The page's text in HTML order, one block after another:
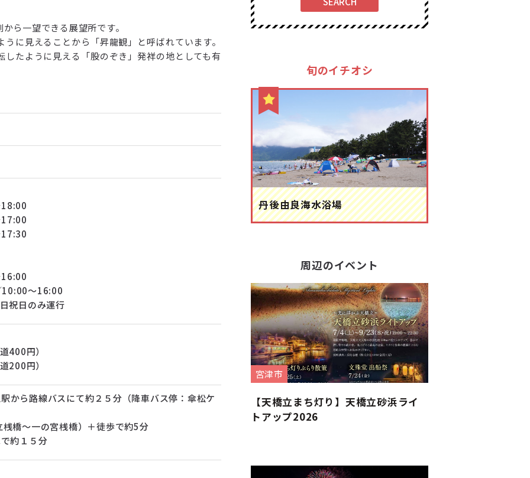
ら一望できる展望所です。
に見えることから「昇龍観」と呼ばれています。
たように見える「股のぞき」発祥の地としても有
10:00～16:00
祝日のみ運行
400円）
200円）
から路線バスにて約２５分（降車バス停：傘松ケ
橋～一の宮桟橋）＋徒歩で約5分
約１５分
旬のイチオシ
丹後由良海水浴場
周辺のイベント
宮津市
【天橋立まち灯り】天橋立砂浜ライ
トアップ2026